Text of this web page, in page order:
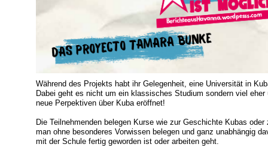
Während des Projekts habt ihr Gelegenheit, eine Universität in
Dabei geht es nicht um ein klassisches Studium sondern viel
neue Perpektiven über Kuba eröffnet!
Die Teilnehmenden belegen Kurse wie zur Geschichte Kubas
man ohne besonderes Vorwissen belegen und ganz unabhängig
mit der Schule fertig geworden ist oder arbeiten geht.